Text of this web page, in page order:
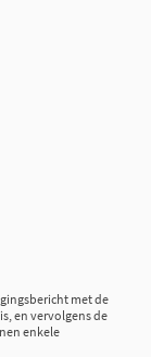
met de
en vervolgens de
enkele